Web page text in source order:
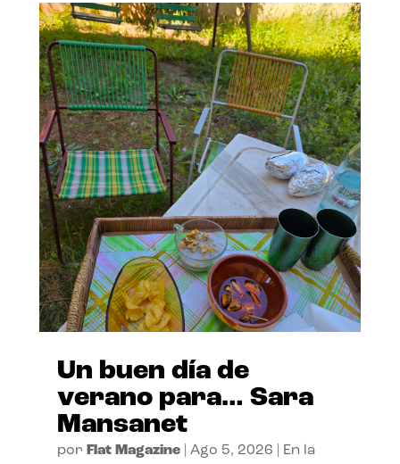
Un buen día de
verano para… Sara
Mansanet
por Flat Magazine| Ago 5, 2026
En la